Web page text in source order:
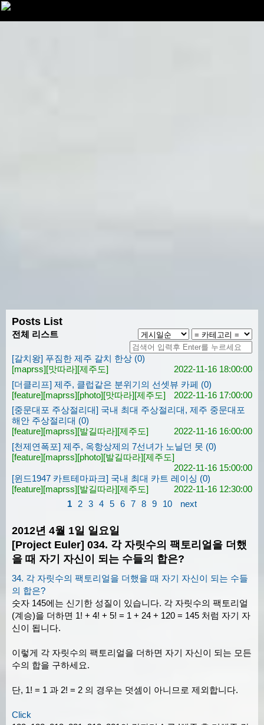
Posts List
전체 리스트
[갈치왕] 푸짐한 제주 갈치 한상 (0)
[maprss][맛따라][제주도]
2022-11-16 18:00:00
[더클리프] 제주, 클럽같은 분위기의 선셋뷰 카페 (0)
[feature][maprss][photo][맛따라][제주도]
2022-11-16 17:00:00
[중문대포 주상절리대] 국내 최대 주상절리대, 제주 중문대포
해안 주상절리대 (0)
[feature][maprss][발길따라][제주도]
2022-11-16 16:00:00
[천제연폭포] 제주, 옥항상제의 7선녀가 노닐던 못 (0)
[feature][maprss][photo][발길따라][제주도]
2022-11-16 15:00:00
[윈드1947 카트테마파크] 국내 최대 카트 레이싱 (0)
[feature][maprss][발길따라][제주도]
2022-11-16 12:30:00
1
2 3 4 5 6 7 8 9 10 next
2012년 4월 1일 일요일
[Project Euler] 034. 각 자릿수의 팩토리얼을 더했
을 때 자기 자신이 되는 수들의 합은?
34. 각 자릿수의 팩토리얼을 더했을 때 자기 자신이 되는 수들
의 합은?
숫자 145에는 신기한 성질이 있습니다. 각 자릿수의 팩토리얼
(계승)을 더하면 1! + 4! + 5! = 1 + 24 + 120 = 145 처럼 자기 자
신이 됩니다.
이렇게 각 자릿수의 팩토리얼을 더하면 자기 자신이 되는 모든
수의 합을 구하세요.
단, 1! = 1 과 2! = 2 의 경우는 덧셈이 아니므로 제외합니다.
Click